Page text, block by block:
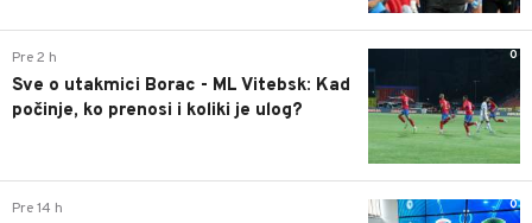
0
Pre 2 h
Sve o utakmici Borac - ML Vitebsk: Kad
počinje, ko prenosi i koliki je ulog?
0
Pre 14 h